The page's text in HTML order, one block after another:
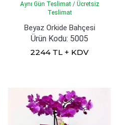
Aynı Gün Teslimat / Ücretsiz
Teslimat
Beyaz Orkide Bahçesi
Ürün Kodu: 5005
2244 TL + KDV